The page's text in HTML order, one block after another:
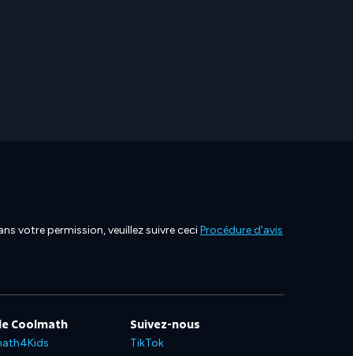
votre permission, veuillez suivre ceciProcédure d'avis
Coolmath Suivez-nous
TikTok